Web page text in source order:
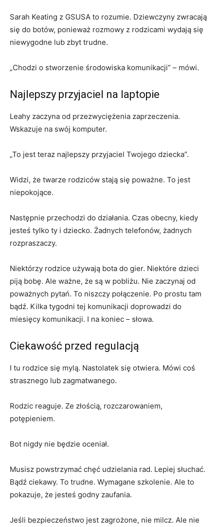
Sarah Keating z GSUSA to rozumie. Dziewczyny zwracają
się do botów, ponieważ rozmowy z rodzicami wydają się
niewygodne lub zbyt trudne.
„Chodzi o stworzenie środowiska komunikacji” – mówi.
Najlepszy przyjaciel na laptopie
Leahy zaczyna od przezwyciężenia zaprzeczenia.
Wskazuje na swój komputer.
„To jest teraz najlepszy przyjaciel Twojego dziecka”.
Widzi, że twarze rodziców stają się poważne. To jest
niepokojące.
Następnie przechodzi do działania. Czas obecny, kiedy
jesteś tylko ty i dziecko. Żadnych telefonów, żadnych
rozpraszaczy.
Niektórzy rodzice używają bota do gier. Niektóre dzieci
piją bobę. Ale ważne, że są w pobliżu. Nie zaczynaj od
poważnych pytań. To niszczy połączenie. Po prostu tam
bądź. Kilka tygodni tej komunikacji doprowadzi do
miesięcy komunikacji. I na koniec – słowa.
Ciekawość przed regulacją
I tu rodzice się mylą. Nastolatek się otwiera. Mówi coś
strasznego lub zagmatwanego.
Rodzic reaguje. Ze złością, rozczarowaniem,
potępieniem.
Bot nigdy nie będzie oceniał.
Musisz powstrzymać chęć udzielania rad. Lepiej słuchać.
Bądź ciekawy. To trudne. Wymagane szkolenie. Ale to
pokazuje, że jesteś godny zaufania.
Jeśli bezpieczeństwo jest zagrożone, nie milcz. Ale nie